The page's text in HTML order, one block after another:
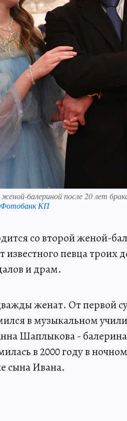
балериной после 20 лет
КП
со второй женой-
певца троих
и драм.
женат. От первой
в музыкальном
Шаплыкова -
в 2000 году в
сына Ивана.